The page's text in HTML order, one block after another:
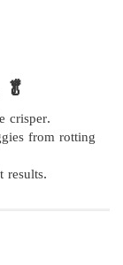
crisper.
from rotting
results.